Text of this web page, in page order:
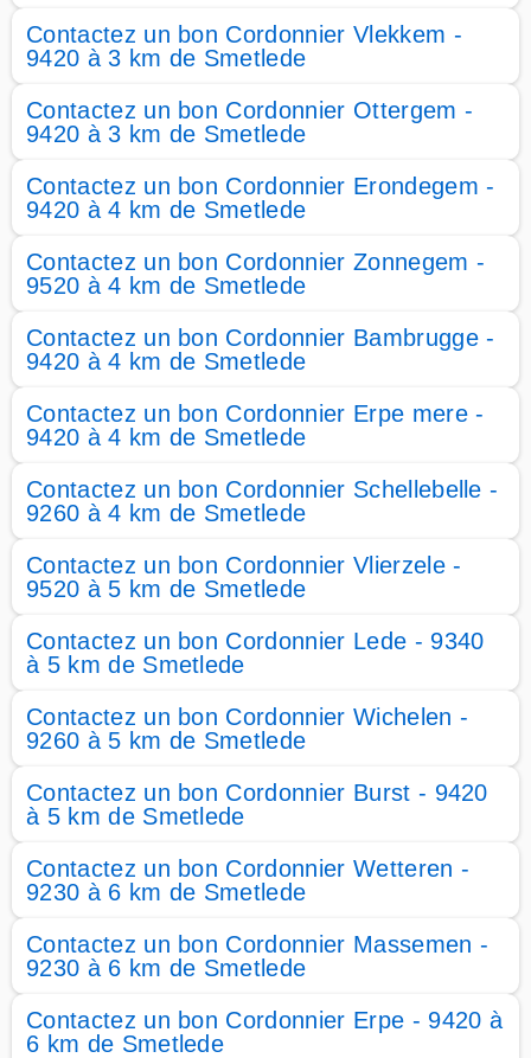
Contactez un bon Cordonnier Vlekkem -
9420 à 3 km de Smetlede
Contactez un bon Cordonnier Ottergem -
9420 à 3 km de Smetlede
Contactez un bon Cordonnier Erondegem -
9420 à 4 km de Smetlede
Contactez un bon Cordonnier Zonnegem -
9520 à 4 km de Smetlede
Contactez un bon Cordonnier Bambrugge -
9420 à 4 km de Smetlede
Contactez un bon Cordonnier Erpe mere -
9420 à 4 km de Smetlede
Contactez un bon Cordonnier Schellebelle -
9260 à 4 km de Smetlede
Contactez un bon Cordonnier Vlierzele -
9520 à 5 km de Smetlede
Contactez un bon Cordonnier Lede - 9340
à 5 km de Smetlede
Contactez un bon Cordonnier Wichelen -
9260 à 5 km de Smetlede
Contactez un bon Cordonnier Burst - 9420
à 5 km de Smetlede
Contactez un bon Cordonnier Wetteren -
9230 à 6 km de Smetlede
Contactez un bon Cordonnier Massemen -
9230 à 6 km de Smetlede
Contactez un bon Cordonnier Erpe - 9420 à
6 km de Smetlede